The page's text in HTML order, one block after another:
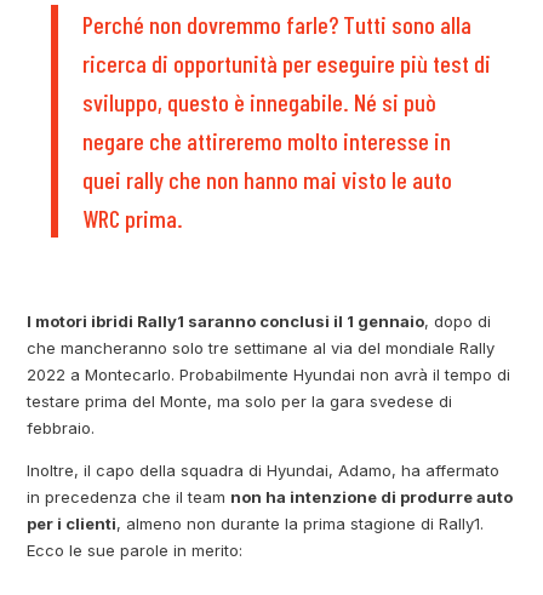
Perché non dovremmo farle? Tutti sono alla
ricerca di opportunità per eseguire più test di
sviluppo, questo è innegabile. Né si può
negare che attireremo molto interesse in
quei rally che non hanno mai visto le auto
WRC prima.
I motori ibridi Rally1 saranno conclusi il ​​1 gennaio, dopo di
che mancheranno solo tre settimane al via del mondiale Rally
2022 a Montecarlo. Probabilmente Hyundai non avrà il tempo di
testare prima del Monte, ma solo per la gara svedese di
febbraio.
Inoltre, il capo della squadra di Hyundai, Adamo, ha affermato
in precedenza che il team non ha intenzione di produrre auto
per i clienti, almeno non durante la prima stagione di Rally1.
Ecco le sue parole in merito: